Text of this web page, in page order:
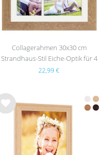
Collagerahmen 30x30 cm
Strandhaus-Stil Eiche-Optik für 4
Bilder
22,99 €
Wu